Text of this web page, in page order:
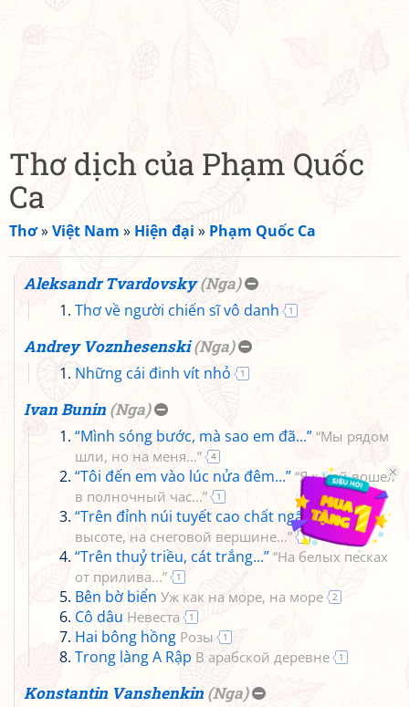
Thơ dịch của Phạm Quốc
Ca
Thơ»Việt Nam » Hiện đại » Phạm Quốc Ca
Aleksandr Tvardovsky (Nga)
Thơ về người chiến sĩ vô danh 1
Andrey Voznhesenski (Nga)
Những cái đinh vít nhỏ 1
Ivan Bunin (Nga)
“Mình sóng bước, mà sao em đã...” “Мы рядом
шли, но на меня...”
4
“Tôi đến em vào lúc nửa đêm...” “Я к ней вошел
в полночный час...”
1
“Trên đỉnh núi tuyết cao chất ngất...”“На
высоте, на снеговой вершине...”
1
“Trên thuỷ triều, cát trắng...” “На белых песках
от прилива...”
1
Bên bờ biển Уж как на море, на море 2
Cô dâu Невеста 1
Hai bông hồng Розы 1
Trong làng A Rập В арабской деревне 1
Konstantin Vanshenkin (Nga)